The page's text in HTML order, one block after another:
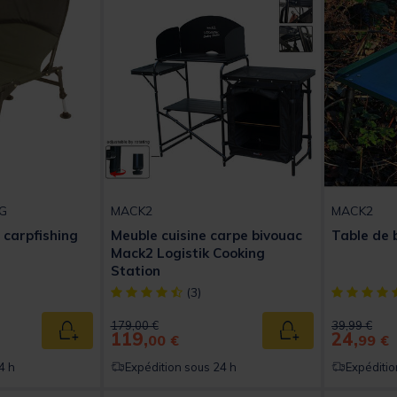
Ajouter au panier
h
MACK2
Meuble cuisine carpe bivouac
Mack2 Logistik Cooking
Station
[object Object] out of 5 Customer Rating
(3)
Price reduced from
179,00 €to
119,00 € Ajouter au panier
Expédition sous 24 h
MACK2
Table de
[object
Price
39,99 €to
24,99 €